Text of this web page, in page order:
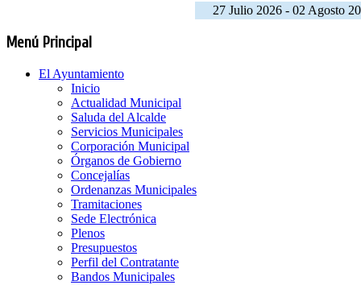
27 Julio 2026 - 02 Agosto
Menú Principal
El Ayuntamiento
Inicio
Actualidad Municipal
Saluda del Alcalde
Servicios Municipales
Corporación Municipal
Órganos de Gobierno
Concejalías
Ordenanzas Municipales
Tramitaciones
Sede Electrónica
Plenos
Presupuestos
Perfil del Contratante
Bandos Municipales